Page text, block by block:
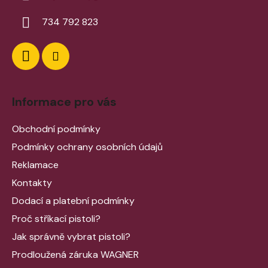
734 792 823
Informace pro vás
Obchodní podmínky
Podmínky ochrany osobních údajů
Reklamace
Kontakty
Dodací a platební podmínky
Proč stříkací pistoli?
Jak správně vybrat pistoli?
Prodloužená záruka WAGNER